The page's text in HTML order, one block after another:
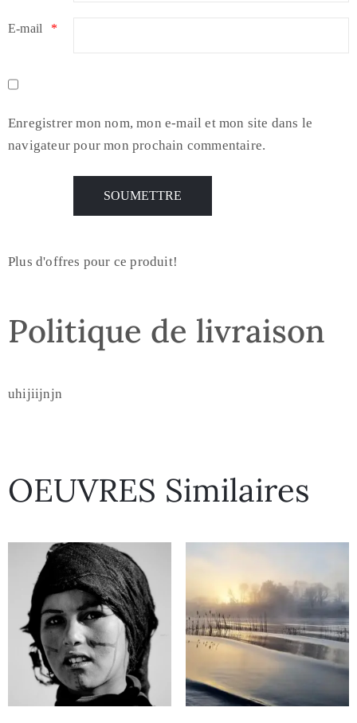
E-mail *
Enregistrer mon nom, mon e-mail et mon site dans le
navigateur pour mon prochain commentaire.
Plus d'offres pour ce produit!
Politique de livraison
uhijiijnjn
OEUVRES Similaires